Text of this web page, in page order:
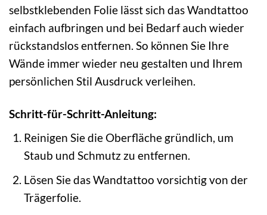
selbstklebenden Folie lässt sich das Wandtattoo
einfach aufbringen und bei Bedarf auch wieder
rückstandslos entfernen. So können Sie Ihre
Wände immer wieder neu gestalten und Ihrem
persönlichen Stil Ausdruck verleihen.
Schritt-für-Schritt-Anleitung:
Reinigen Sie die Oberfläche gründlich, um
Staub und Schmutz zu entfernen.
Lösen Sie das Wandtattoo vorsichtig von der
Trägerfolie.